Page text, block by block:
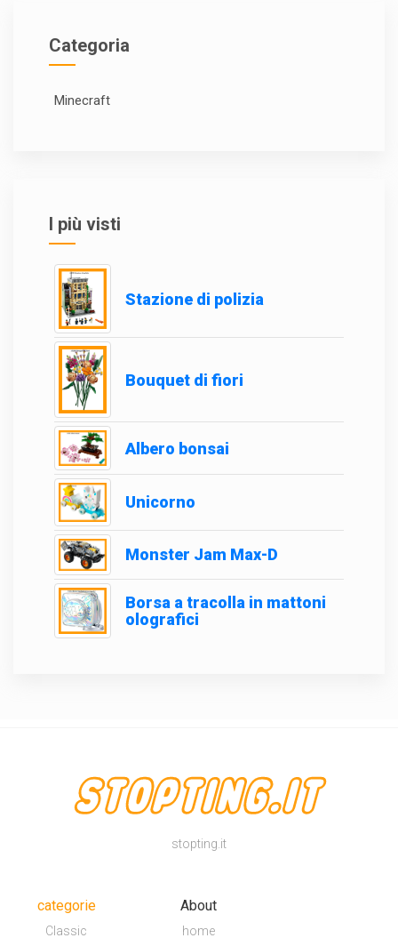
Categoria
Minecraft
I più visti
Stazione di polizia
Bouquet di fiori
Albero bonsai
Unicorno
Monster Jam Max-D
Borsa a tracolla in mattoni
olografici
stopting.it
categorie
Classic
About
home